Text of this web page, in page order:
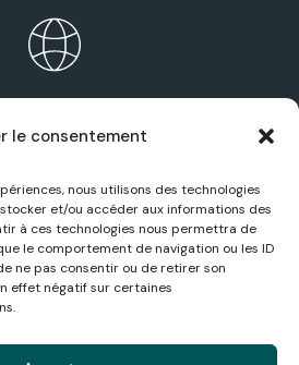
le consentement
nous utilisons des technologies
et/ou accéder aux informations des
à ces technologies nous permettra de
le comportement de navigation ou les ID
ne pas consentir ou de retirer son
effet négatif sur certaines
services et sociétés du
AÉRONAUTIQUES